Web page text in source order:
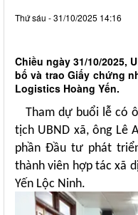
Thứ sáu - 31/10/2025 14:16
Chiều ngày 31/10/2025,
bố và trao Giấy chứng
Logistics Hoàng Yến.
Tham dự buổi lễ có
tịch UBND xã, ông Lê
phần Đầu tư phát
thành viên hợp tác xã
Yến Lộc Ninh.